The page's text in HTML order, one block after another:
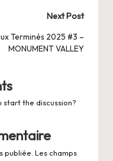
Next Post
Terminés 2025 #3 –
MONUMENT VALLEY
start the discussion?
publiée. Les champs